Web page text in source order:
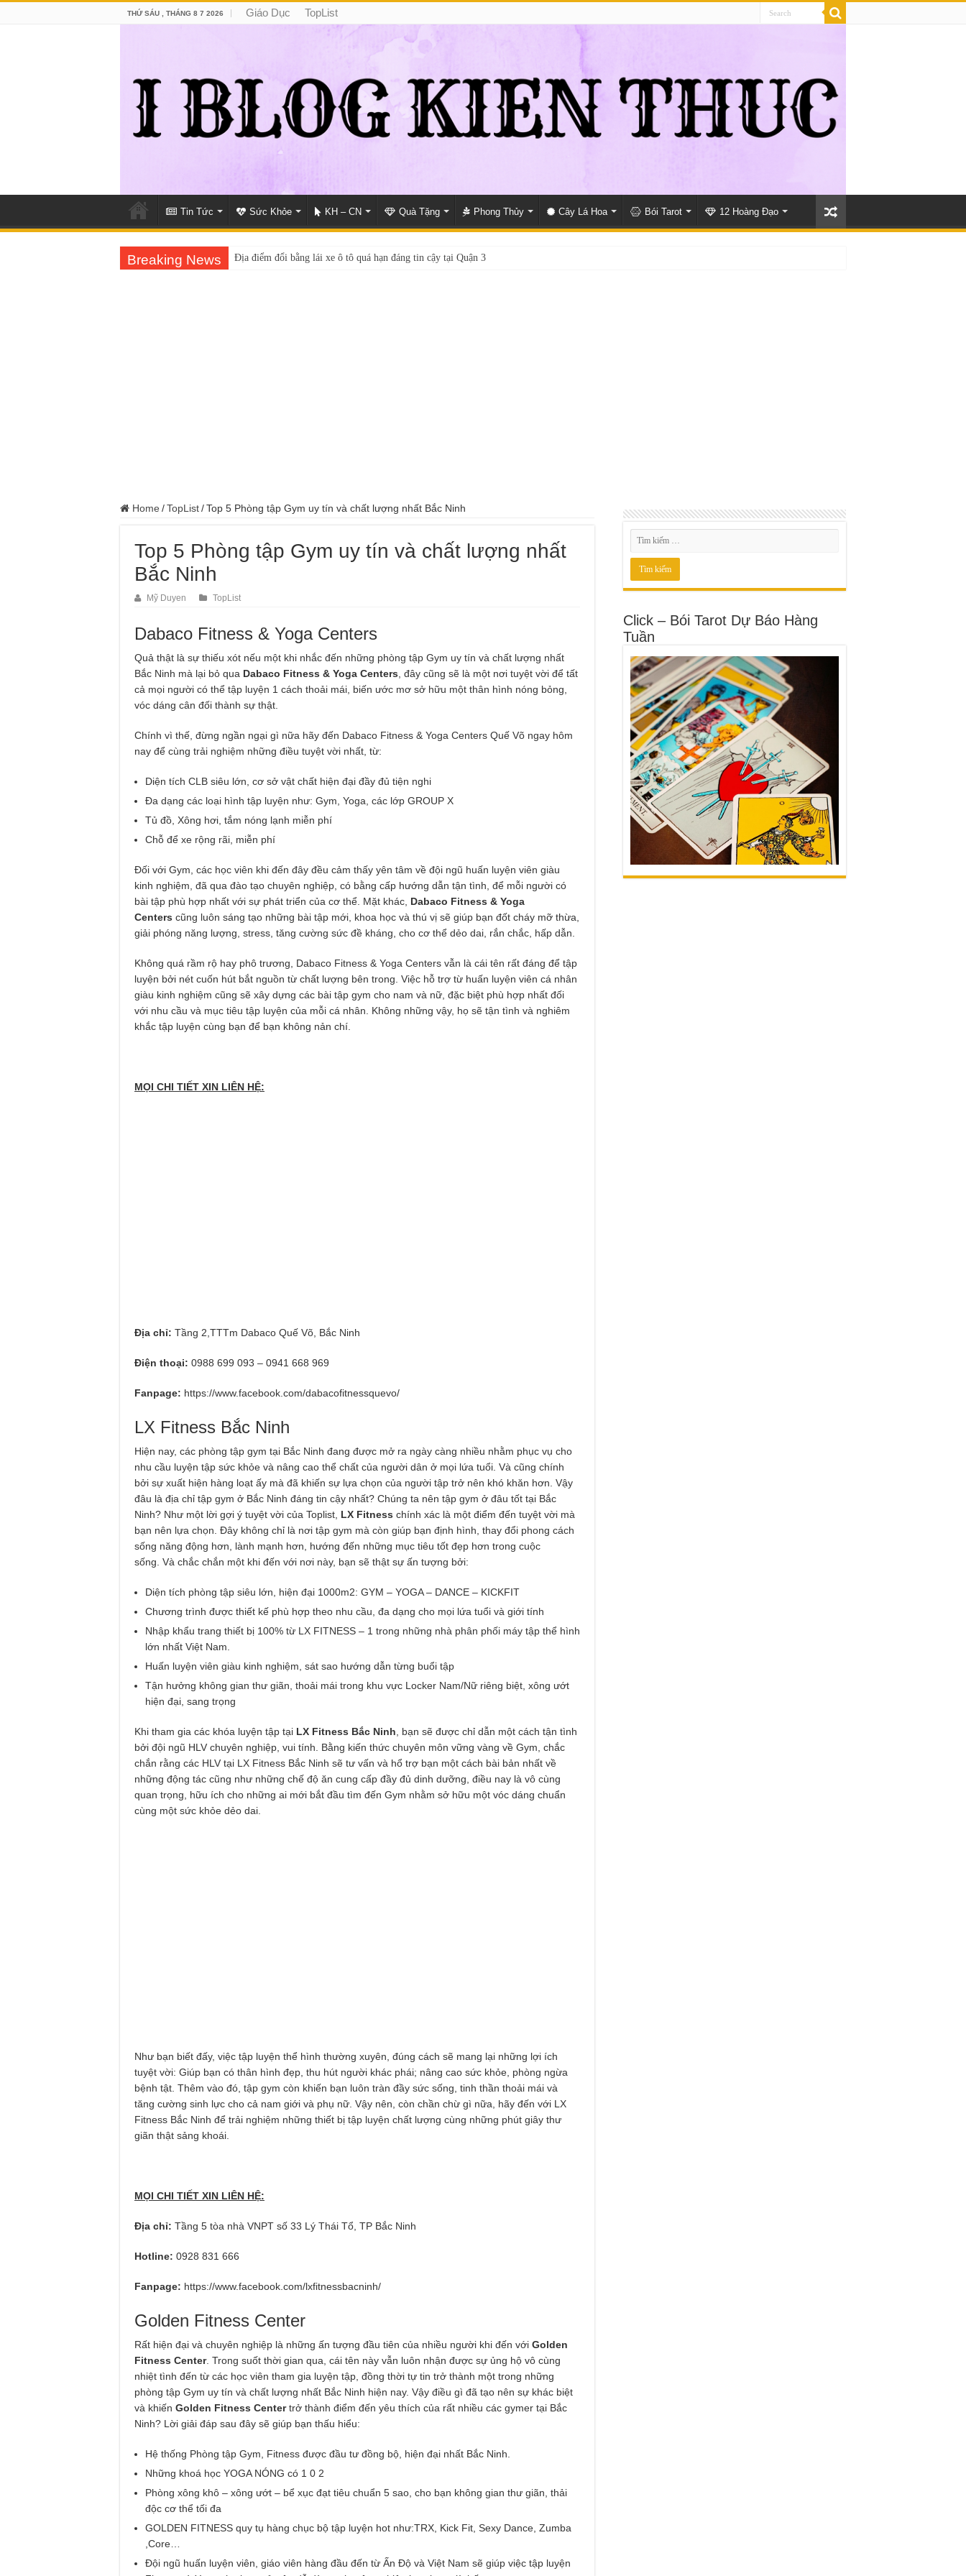
THỨ SÁU , THÁNG 8 7 2026 Giáo Dục TopList
Tin Tức Sức Khỏe KH – CN Quà Tặng Phong Thủy Cây Lá Hoa Bói Tarot 12 Hoàng Đạo
Breaking News Địa điểm đổi bằng lái xe ô tô quá hạn đáng tin cậy tại Quận 3
Home /TopList/Top 5 Phòng tập Gym uy tín và chất lượng nhất Bắc Ninh
Top 5 Phòng tập Gym uy tín và chất lượng nhất
Bắc Ninh
Mỹ Duyen TopList
Dabaco Fitness & Yoga Centers
Quả thật là sự thiếu xót nếu một khi nhắc đến những phòng tập Gym uy tín và chất lượng nhất
Bắc Ninh mà lại bỏ qua Dabaco Fitness & Yoga Centers , đây cũng sẽ là một nơi tuyệt vời để tất
cả mọi người có thể tập luyện 1 cách thoải mái, biến ước mơ sở hữu một thân hình nóng bỏng,
vóc dáng cân đối thành sự thật.
Chính vì thế, đừng ngần ngại gì nữa hãy đến Dabaco Fitness & Yoga Centers Quế Võ ngay hôm
nay để cùng trải nghiệm những điều tuyệt vời nhất, từ:
Diện tích CLB siêu lớn, cơ sở vật chất hiện đại đầy đủ tiện nghi
Đa dạng các loại hình tập luyện như: Gym, Yoga, các lớp GROUP X
Tủ đồ, Xông hơi, tắm nóng lạnh miễn phí
Chỗ để xe rộng rãi, miễn phí
Đối với Gym, các học viên khi đến đây đều cảm thấy yên tâm về đội ngũ huấn luyện viên giàu
kinh nghiệm, đã qua đào tạo chuyên nghiệp, có bằng cấp hướng dẫn tận tình, để mỗi người có
bài tập phù hợp nhất với sự phát triển của cơ thể. Mặt khác, Dabaco Fitness & Yoga
Centers cũng luôn sáng tạo những bài tập mới, khoa học và thú vị sẽ giúp bạn đốt cháy mỡ thừa,
giải phóng năng lượng, stress, tăng cường sức đề kháng, cho cơ thể dẻo dai, rắn chắc, hấp dẫn.
Không quá rầm rộ hay phô trương, Dabaco Fitness & Yoga Centers vẫn là cái tên rất đáng để tập
luyện bởi nét cuốn hút bắt nguồn từ chất lượng bên trong. Việc hỗ trợ từ huấn luyện viên cá nhân
giàu kinh nghiệm cũng sẽ xây dựng các bài tập gym cho nam và nữ, đặc biệt phù hợp nhất đối
với nhu cầu và mục tiêu tập luyện của mỗi cá nhân. Không những vậy, họ sẽ tận tình và nghiêm
khắc tập luyện cùng bạn để bạn không nản chí.
MỌI CHI TIẾT XIN LIÊN HỆ:
Địa chỉ: Tầng 2,TTTm Dabaco Quế Võ, Bắc Ninh
Điện thoại: 0988 699 093 – 0941 668 969
Fanpage: https://www.facebook.com/dabacofitnessquevo/
LX Fitness Bắc Ninh
Hiện nay, các phòng tập gym tại Bắc Ninh đang được mở ra ngày càng nhiều nhằm phục vụ cho
nhu cầu luyện tập sức khỏe và nâng cao thể chất của người dân ở mọi lứa tuổi. Và cũng chính
bởi sự xuất hiện hàng loạt ấy mà đã khiến sự lựa chọn của người tập trở nên khó khăn hơn. Vậy
đâu là địa chỉ tập gym ở Bắc Ninh đáng tin cậy nhất? Chúng ta nên tập gym ở đâu tốt tại Bắc
Ninh? Như một lời gợi ý tuyệt vời của Toplist, LX Fitness chính xác là một điểm đến tuyệt vời mà
bạn nên lựa chọn. Đây không chỉ là nơi tập gym mà còn giúp bạn định hình, thay đổi phong cách
sống năng động hơn, lành mạnh hơn, hướng đến những mục tiêu tốt đẹp hơn trong cuộc
sống. Và chắc chắn một khi đến với nơi này, bạn sẽ thật sự ấn tượng bởi:
Diện tích phòng tập siêu lớn, hiện đại 1000m2: GYM – YOGA – DANCE – KICKFIT
Chương trình được thiết kế phù hợp theo nhu cầu, đa dạng cho mọi lứa tuổi và giới tính
Nhập khẩu trang thiết bị 100% từ LX FITNESS – 1 trong những nhà phân phối máy tập thể hình
lớn nhất Việt Nam.
Huấn luyện viên giàu kinh nghiệm, sát sao hướng dẫn từng buổi tập
Tận hưởng không gian thư giãn, thoải mái trong khu vực Locker Nam/Nữ riêng biệt, xông ướt
hiện đại, sang trọng
Khi tham gia các khóa luyện tập tại LX Fitness Bắc Ninh , bạn sẽ được chỉ dẫn một cách tận tình
bởi đội ngũ HLV chuyên nghiệp, vui tính. Bằng kiến thức chuyên môn vững vàng về Gym, chắc
chắn rằng các HLV tại LX Fitness Bắc Ninh sẽ tư vấn và hổ trợ bạn một cách bài bản nhất về
những động tác cũng như những chế độ ăn cung cấp đầy đủ dinh dưỡng, điều nay là vô cùng
quan trọng, hữu ích cho những ai mới bắt đầu tìm đến Gym nhằm sở hữu một vóc dáng chuẩn
cùng một sức khỏe dẻo dai.
Như bạn biết đấy, việc tập luyện thể hình thường xuyên, đúng cách sẽ mang lại những lợi ích
tuyệt vời: Giúp bạn có thân hình đẹp, thu hút người khác phái; nâng cao sức khỏe, phòng ngừa
bệnh tật. Thêm vào đó, tập gym còn khiến bạn luôn tràn đầy sức sống, tinh thần thoải mái và
tăng cường sinh lực cho cả nam giới và phụ nữ. Vậy nên, còn chần chừ gì nữa, hãy đến với LX
Fitness Bắc Ninh để trải nghiệm những thiết bị tập luyện chất lượng cùng những phút giây thư
giãn thật sảng khoái.
MỌI CHI TIẾT XIN LIÊN HỆ:
Địa chỉ: Tầng 5 tòa nhà VNPT số 33 Lý Thái Tổ, TP Bắc Ninh
Hotline: 0928 831 666
Fanpage: https://www.facebook.com/lxfitnessbacninh/
Golden Fitness Center
Rất hiện đại và chuyên nghiệp là những ấn tượng đầu tiên của nhiều người khi đến với Golden
Fitness Center. Trong suốt thời gian qua, cái tên này vẫn luôn nhận được sự ủng hộ vô cùng
nhiệt tình đến từ các học viên tham gia luyện tập, đồng thời tự tin trở thành một trong những
phòng tập Gym uy tín và chất lượng nhất Bắc Ninh hiện nay. Vậy điều gì đã tạo nên sự khác biệt
và khiến Golden Fitness Centertrở thành điểm đến yêu thích của rất nhiều các gymer tại Bắc
Ninh? Lời giải đáp sau đây sẽ giúp bạn thấu hiểu:
Hệ thống Phòng tập Gym, Fitness được đầu tư đồng bộ, hiện đại nhất Bắc Ninh.
Những khoá học YOGA NÓNG có 1 0 2
Phòng xông khô – xông ướt – bể xục đạt tiêu chuẩn 5 sao, cho bạn không gian thư giãn, thải
độc cơ thể tối đa
GOLDEN FITNESS quy tụ hàng chục bộ tập luyện hot như:TRX, Kick Fit, Sexy Dance, Zumba
,Core…
Đội ngũ huấn luyện viên, giáo viên hàng đầu đến từ Ấn Độ và Việt Nam sẽ giúp việc tập luyện
Click – Bói Tarot Dự Báo Hàng
Tuần